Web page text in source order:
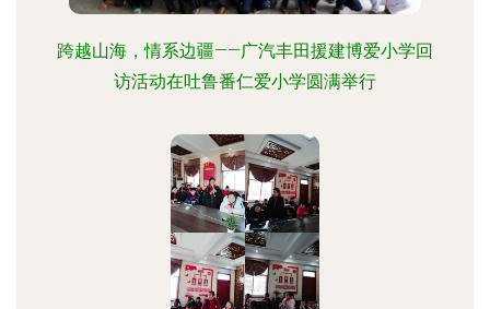
跨越山海，情系边疆——广汽丰田援建博爱小学回
访活动在吐鲁番仁爱小学圆满举行